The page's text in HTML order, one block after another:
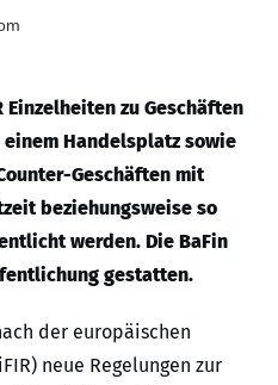
Einzelheiten zu Geschäften
Handelsplatz sowie
Geschäften mit
beziehungsweise so
werden. Die BaFin
gestatten.
der europäischen
neue Regelungen zur